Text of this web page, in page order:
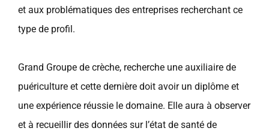
et aux problématiques des entreprises recherchant ce
type de profil.
Grand Groupe de crèche, recherche une auxiliaire de
puériculture et cette dernière doit avoir un diplôme et
une expérience réussie le domaine. Elle aura à observer
et à recueillir des données sur l’état de santé de